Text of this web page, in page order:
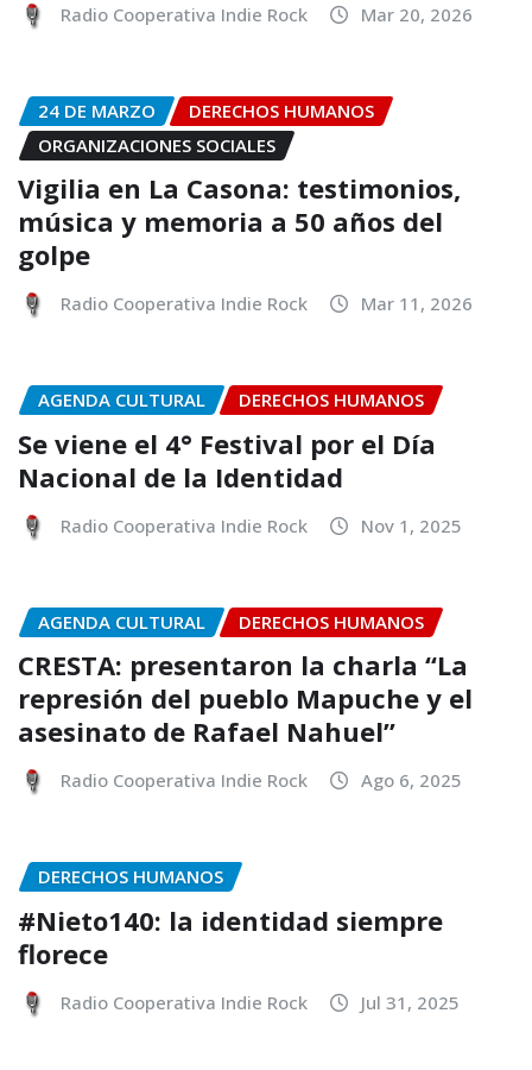
Radio Cooperativa Indie Rock Mar 20, 2026
24 DE MARZO
DERECHOS HUMANOS
ORGANIZACIONES SOCIALES
Vigilia en La Casona: testimonios,
música y memoria a 50 años del
golpe
Radio Cooperativa Indie Rock Mar 11, 2026
AGENDA CULTURAL DERECHOS HUMANOS
Se viene el 4° Festival por el Día
Nacional de la Identidad
Radio Cooperativa Indie Rock Nov 1, 2025
AGENDA CULTURAL DERECHOS HUMANOS
CRESTA: presentaron la charla “La
represión del pueblo Mapuche y el
asesinato de Rafael Nahuel”
Radio Cooperativa Indie Rock Ago 6, 2025
DERECHOS HUMANOS
#Nieto140: la identidad siempre
florece
Radio Cooperativa Indie Rock Jul 31, 2025